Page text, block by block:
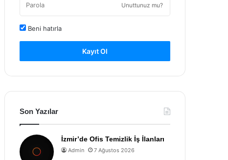
Unuttunuz mu?
Beni hatırla
Kayıt Ol
Son Yazılar
İzmir’de Ofis Temizlik İş İlanları
Admin 7 Ağustos 2026